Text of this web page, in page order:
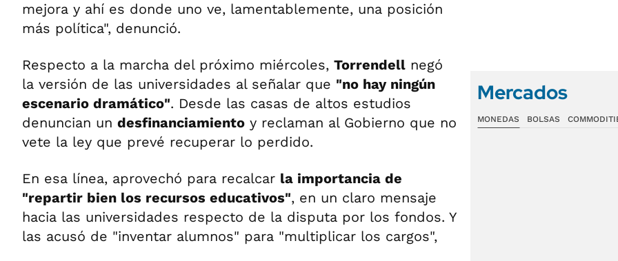
mejora y ahí es donde uno ve, lamentablemente, una posición
más política", denunció.
Respecto a la marcha del próximo miércoles, Torrendell negó
la versión de las universidades al señalar que "no hay ningún
escenario dramático". Desde las casas de altos estudios
denuncian un desfinanciamiento y reclaman al Gobierno que no
vete la ley que prevé recuperar lo perdido.
En esa línea, aprovechó para recalcar la importancia de
"repartir bien los recursos educativos", en un claro mensaje
hacia las universidades respecto de la disputa por los fondos. Y
las acusó de "inventar alumnos" para "multiplicar los cargos",
Mercados
MONEDAS BOLSAS